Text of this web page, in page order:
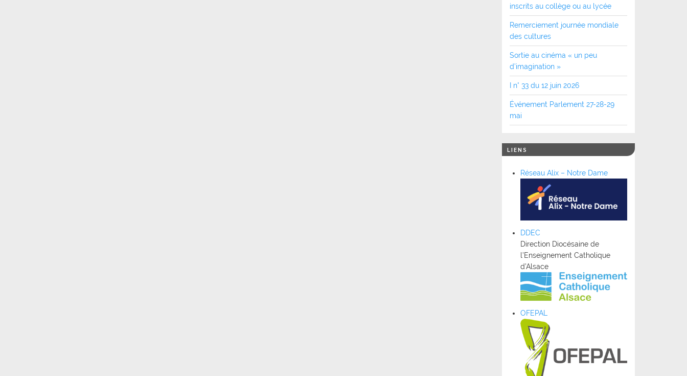
inscrits au collège ou au lycée
Remerciement journée mondiale
des cultures
Sortie au cinéma « un peu
d’imagination »
I n° 33 du 12 juin 2026
Événement Parlement 27-28-29
mai
LIENS
Réseau Alix – Notre Dame
DDEC
Direction Diocésaine de
l’Enseignement Catholique
d’Alsace
OFEPAL